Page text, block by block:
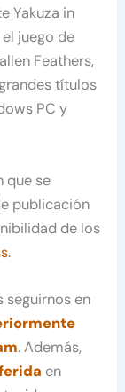
Yakuza in
juego de
Feathers,
títulos
PC y
que se
publicación
de los
.
seguirnos en
. Además,
en